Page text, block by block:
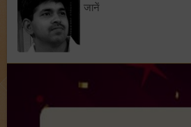
जानें